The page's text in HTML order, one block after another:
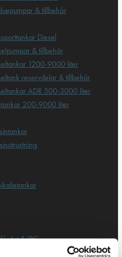
& tillbehör
Diesel
& tillbehör
1200-9000 liter
reservdelar & tillbehör
ADR 500-3000 liter
200-9000 liter
fat & IBC